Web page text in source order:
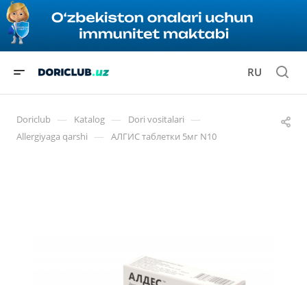
RU
Doriclub — Katalog — Dori vositalari —
Allergiyaga qarshi — АЛГИС таблетки 5мг N10